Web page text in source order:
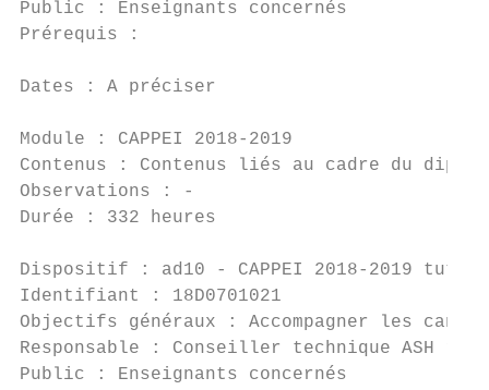
Public : Enseignants concernés
Prérequis :
Dates : A préciser
Module : CAPPEI 2018-2019
Contenus : Contenus liés au cadre du
Observations : -
Durée : 332 heures
Dispositif : ad10 - CAPPEI 2018-2019
Identifiant : 18D0701021
Objectifs généraux : Accompagner les
Responsable : Conseiller technique ASH
Public : Enseignants concernés